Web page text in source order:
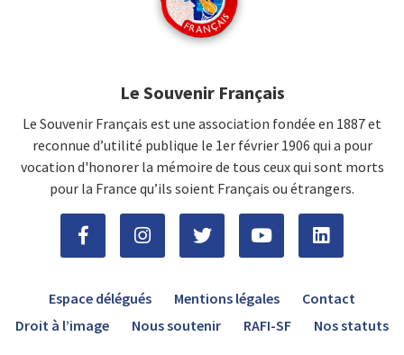
Le Souvenir Français
Le Souvenir Français est une association fondée en 1887 et
reconnue d’utilité publique le 1er février 1906 qui a pour
vocation d'honorer la mémoire de tous ceux qui sont morts
pour la France qu’ils soient Français ou étrangers.
Espace délégués Mentions légales
Contact
Droit à l’image
Nous soutenir RAFI-SF Nos statuts